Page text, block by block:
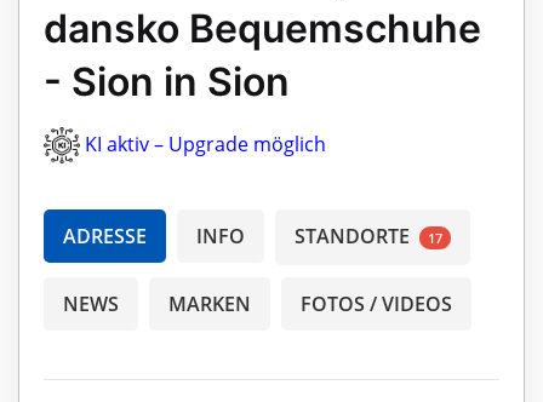
dansko Bequemschuhe
- Sion in Sion
KI aktiv – Upgrade möglich
ADRESSE INFO STANDORTE 17
NEWS MARKEN FOTOS / VIDEOS